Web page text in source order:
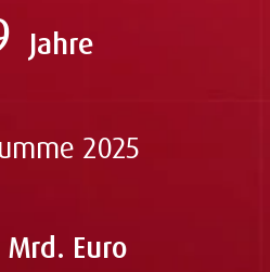
Jahre
2025
Mrd. Euro